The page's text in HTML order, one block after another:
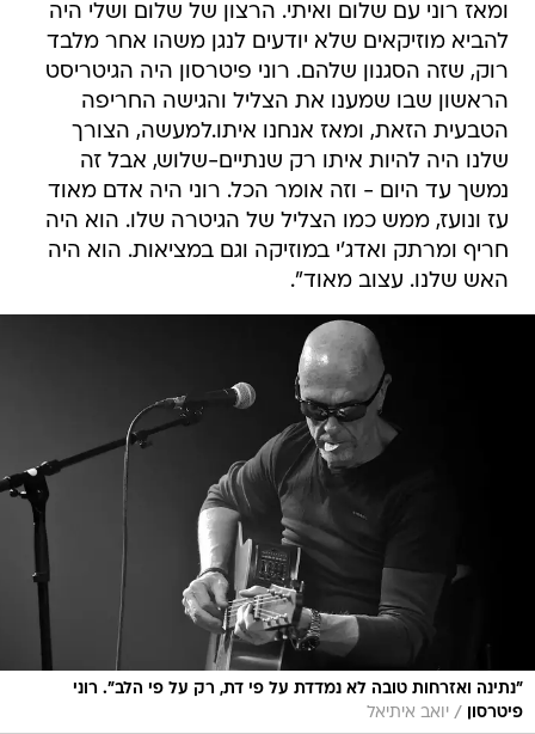
ומאז רוני עם שלום ואיתי. הרצון של שלום ושלי היה
להביא מוזיקאים שלא יודעים לנגן משהו אחר מלבד
רוק, שזה הסגנון שלהם. רוני פיטרסון היה הגיטריסט
הראשון שבו שמענו את הצליל והגישה החריפה
הטבעית הזאת, ומאז אנחנו איתו.למעשה, הצורך
שלנו היה להיות איתו רק שנתיים-שלוש, אבל זה
נמשך עד היום - וזה אומר הכל. רוני היה אדם מאוד
עז ונועז, ממש כמו הצליל של הגיטרה שלו. הוא היה
חריף ומרתק ואדג'י במוזיקה וגם במציאות. הוא היה
האש שלנו. עצוב מאוד".
"נתינה ואזרחות טובה לא נמדדת על פי דת, רק על פי הלב". רוני
פיטרסון
/ יואב איתיאל